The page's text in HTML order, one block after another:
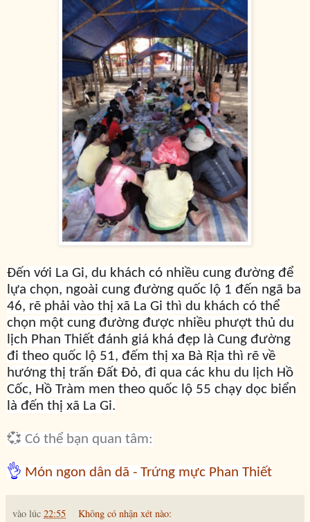
Đến với La Gi, du khách có nhiều cung đường để
lựa chọn, ngoài cung đường quốc lộ 1 đến ngã ba
46, rẽ phải vào thị xã La Gi thì du khách có thể
chọn một cung đường được nhiều phượt thủ du
lịch Phan Thiết đánh giá khá đẹp là Cung đường
đi theo quốc lộ 51, đếm thị xa Bà Rịa thì rẽ về
hướng thị trấn Đất Đỏ, đi qua các khu du lịch Hồ
Cốc, Hồ Tràm men theo quốc lộ 55 chạy dọc biển
là đến thị xã La Gi.
💞 Có thể bạn quan tâm:
👌 Món ngon dân dã - Trứng mực Phan Thiết
vào lúc 22:55 Không có nhận xét nào: